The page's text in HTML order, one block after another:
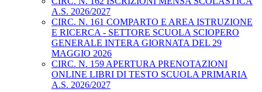
A.S. 2026/2027
CIRC. N. 161 COMPARTO E AREA ISTRUZIONE
E RICERCA - SETTORE SCUOLA SCIOPERO
GENERALE INTERA GIORNATA DEL 29
MAGGIO 2026
CIRC. N. 159 APERTURA PRENOTAZIONI
ONLINE LIBRI DI TESTO SCUOLA PRIMARIA
A.S. 2026/2027